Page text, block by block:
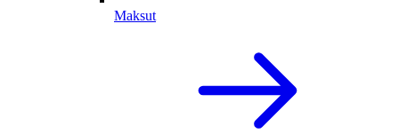
Maksut